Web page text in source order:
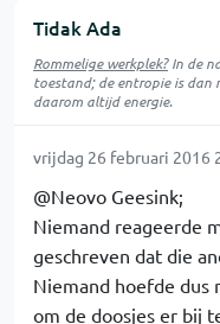
Tidak Ada
Rommelige werkplek?In de
toestand; de entropie is dan
daarom altijd energie.
vrijdag 26 februari 2016
@Neovo Geesink;
Niemand reageerde
geschreven dat die
Niemand hoefde dus
om de doosjes er bij